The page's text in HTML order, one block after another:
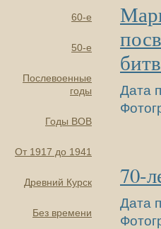
60-е
50-е
Послевоенные
годы
Годы ВОВ
От 1917 до 1941
Древний Курск
Без времени
Дата
70-
Дата